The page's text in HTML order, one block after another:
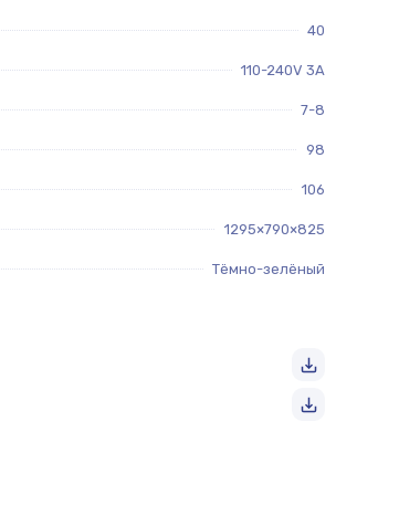
40
110-240V 3A
7-8
98
106
1295×790×825
Тёмно-зелёный